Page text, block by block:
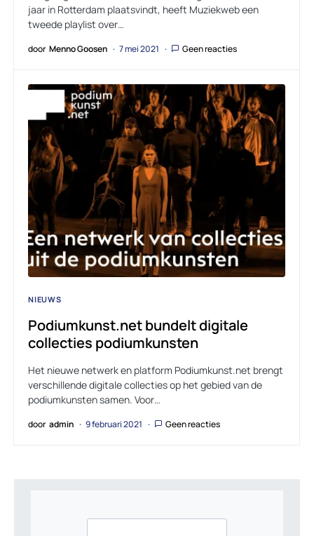
jaar in Rotterdam plaatsvindt, heeft Muziekweb een
tweede playlist over…
door Menno Goosen 7 mei 2021 Geen reacties
NIEUWS
Podiumkunst.net bundelt digitale
collecties podiumkunsten
Het nieuwe netwerk en platform Podiumkunst.net brengt
verschillende digitale collecties op het gebied van de
podiumkunsten samen. Voor…
door admin 9 februari 2021 Geen reacties